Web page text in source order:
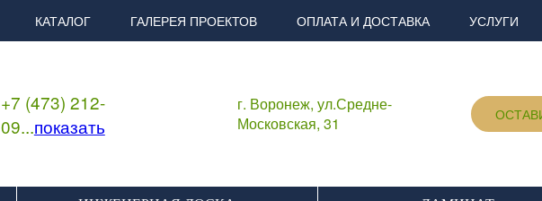
КАТАЛОГ ГАЛЕРЕЯ ПРОЕКТОВ ОПЛАТА И ДОСТАВКА УСЛУГИ
+7 (473) 212-
09...показать
г. Воронеж, ул.Средне-
Московская, 31